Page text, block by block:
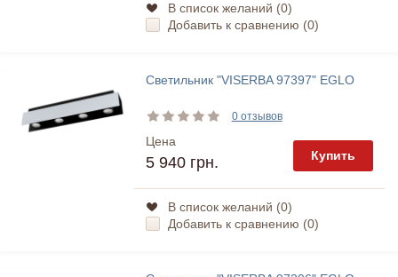
В список желаний (0)
Добавить к сравнению (0)
Светильник "VISERBA 97397" EGLO
0 отзывов
Цена
5 940 грн. Купить
В список желаний (0)
Добавить к сравнению (0)